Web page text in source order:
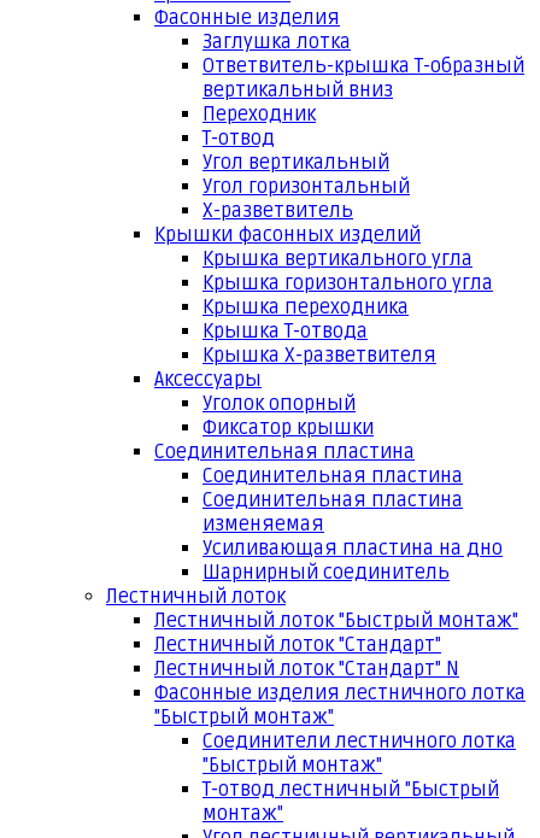
Фасонные изделия
Заглушка лотка
Ответвитель-крышка Т-образный
вертикальный вниз
Переходник
Т-отвод
Угол вертикальный
Угол горизонтальный
Х-разветвитель
Крышки фасонных изделий
Крышка вертикального угла
Крышка горизонтального угла
Крышка переходника
Крышка Т-отвода
Крышка Х-разветвителя
Аксессуары
Уголок опорный
Фиксатор крышки
Соединительная пластина
Соединительная пластина
Соединительная пластина
изменяемая
Усиливающая пластина на дно
Шарнирный соединитель
Лестничный лоток
Лестничный лоток "Быстрый монтаж"
Лестничный лоток "Стандарт"
Лестничный лоток "Стандарт" N
Фасонные изделия лестничного лотка
"Быстрый монтаж"
Соединители лестничного лотка
"Быстрый монтаж"
Т-отвод лестничный "Быстрый
монтаж"